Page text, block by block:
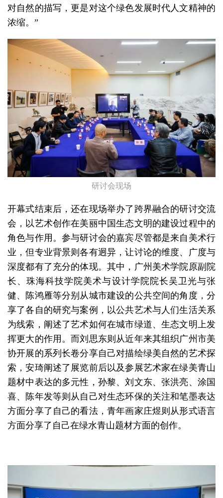
对自然的描写，更是对这个绿色发展时代人文精神的
浓缩。”
研讨会现场
开幕式结束后，还在现场举办了跨界融合的研讨交流
会，以艺术创作在美丽中国生态文明的建设过程中的
角色与作用。参与研讨会的嘉宾尽管都是来自美术行
业，但专业背景则各有迥异，让讨论的维度、广度与
深度都有了充分的体现。 其中，广州美术学院原副院
长、珠海科技学院美术与设计学院院长吴卫光与张
健、陈鸿雁等分别从城市建设的公共空间的角度，分
享了各自的研究与案例，以公共艺术与人们生活关系
为线索，阐述了艺术如何在城市绿道、生态文明上发
挥更大的作用。而刘思东则从近年来其组织广州市美
协开展的系列长卷分享自己对描绘绿美自然的艺术探
索，安琦阐述了展览前后以及参展艺术家在绿美青山
题材中表达的多元性，孙黎、刘文东、张洪亮、涂国
喜、陈年发等则从自己对生态环保的关注和笔墨表达
方面分享了自己的看法，青年画家庄煜则从形式语言
方面分享了自己在绿水青山题材方面的创作。